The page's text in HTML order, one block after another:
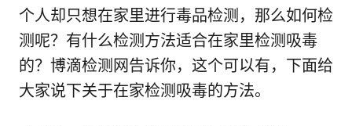
个人却只想在家里进行毒品检测，那么如何检
测呢？有什么检测方法适合在家里检测吸毒
的？博滴检测网告诉你，这个可以有，下面给
大家说下关于在家检测吸毒的方法。